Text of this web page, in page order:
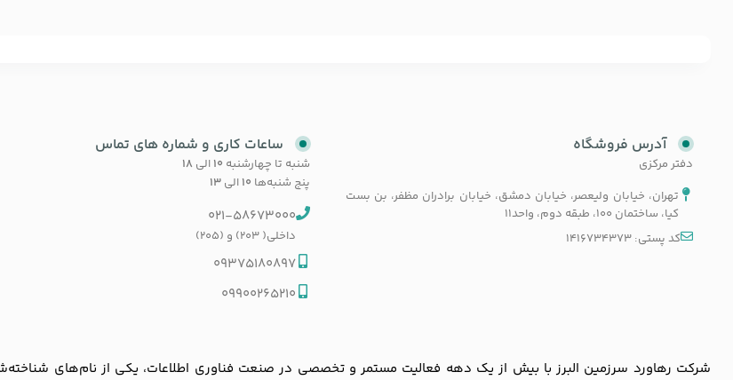
آدرس فروشگاه
دفتر مرکزی
تهران، خیابان ولیعصر، خیابان دمشق، خیابان برادران مظفر، بن بست
کیا، ساختمان 100، طبقه دوم، واحد11
کد پستی: 1416734373
ساعات کاری و شماره های تماس
شنبه تا چهارشنبه ۱۰ الی ۱۸
پنج شنبه‌ها ۱۰ الی۱۳
021-58673000
داخلی( 203) و (205)
09375180897
09900265210
شرکت رهاورد سرزمین البرز با بیش از یک دهه فعالیت مستمر و تخصصی در صنعت فناوری اطلاعات، یکی از نام‌های